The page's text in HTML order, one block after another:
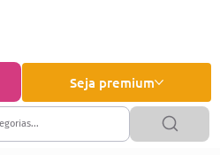
Seja premium